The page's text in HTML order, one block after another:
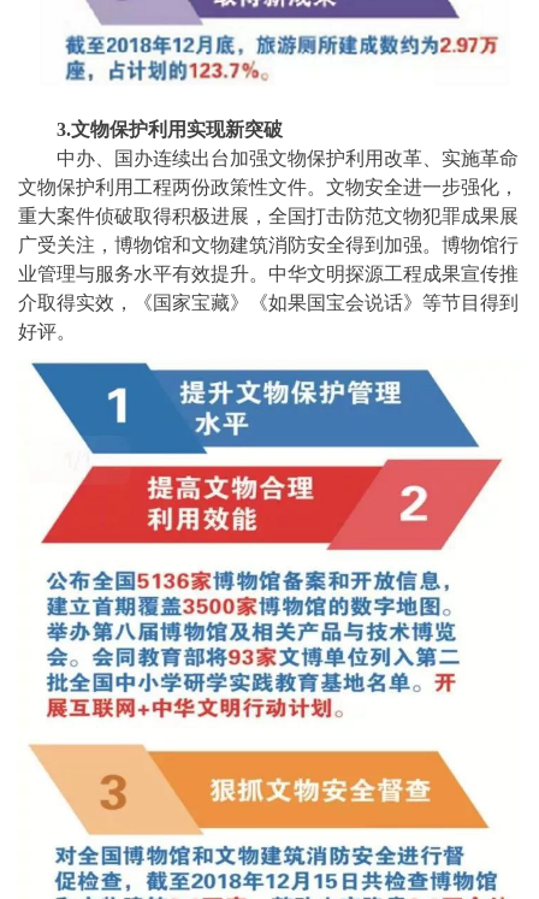
3.文物保护利用实现新突破
中办、国办连续出台加强文物保护利用改革、实施革命
文物保护利用工程两份政策性文件。文物安全进一步强化，
重大案件侦破取得积极进展，全国打击防范文物犯罪成果展
广受关注，博物馆和文物建筑消防安全得到加强。博物馆行
业管理与服务水平有效提升。中华文明探源工程成果宣传推
介取得实效，《国家宝藏》《如果国宝会说话》等节目得到
好评。